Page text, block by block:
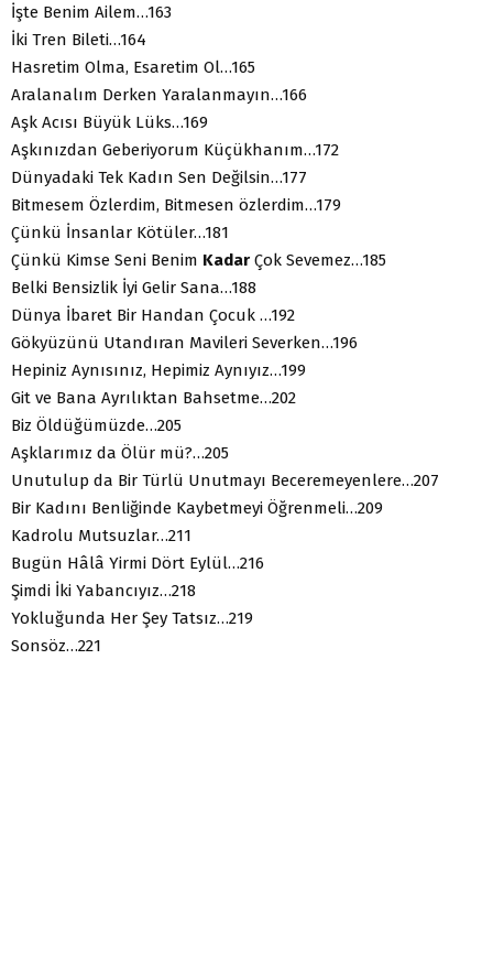
İşte Benim Ailem…163
İki Tren Bileti…164
Hasretim Olma, Esaretim Ol…165
Aralanalım Derken Yaralanmayın…166
Aşk Acısı Büyük Lüks…169
Aşkınızdan Geberiyorum Küçükhanım…172
Dünyadaki Tek Kadın Sen Değilsin…177
Bitmesem Özlerdim, Bitmesen özlerdim…179
Çünkü İnsanlar Kötüler…181
Çünkü Kimse Seni Benim Kadar Çok Sevemez…185
Belki Bensizlik İyi Gelir Sana…188
Dünya İbaret Bir Handan Çocuk …192
Gökyüzünü Utandıran Mavileri Severken…196
Hepiniz Aynısınız, Hepimiz Aynıyız…199
Git ve Bana Ayrılıktan Bahsetme…202
Biz Öldüğümüzde…205
Aşklarımız da Ölür mü?…205
Unutulup da Bir Türlü Unutmayı Beceremeyenlere…207
Bir Kadını Benliğinde Kaybetmeyi Öğrenmeli…209
Kadrolu Mutsuzlar…211
Bugün Hâlâ Yirmi Dört Eylül…216
Şimdi İki Yabancıyız…218
Yokluğunda Her Şey Tatsız…219
Sonsöz…221